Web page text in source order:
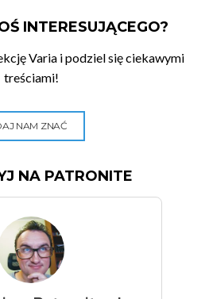
INTERESUJĄCEGO?
Varia i podziel się ciekawymi
treściami!
NAM ZNAĆ
NA PATRONITE